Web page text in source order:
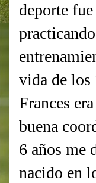
deporte fue
vida de los
Frances
buena
6 años me
nacido en